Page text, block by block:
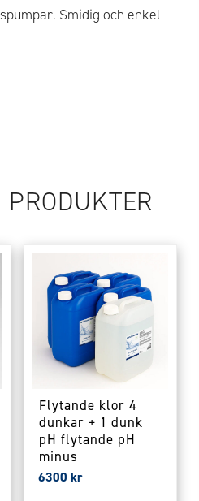
Smidig och enkel
PRODUKTER
Flytande klor 4
dunkar + 1 dunk
pH flytande pH
minus
6300kr